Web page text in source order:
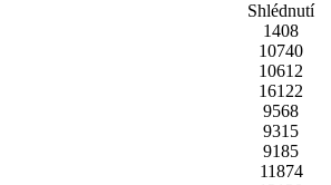
Shlédnutí
1408
10740
10612
16122
9568
9315
9185
11874